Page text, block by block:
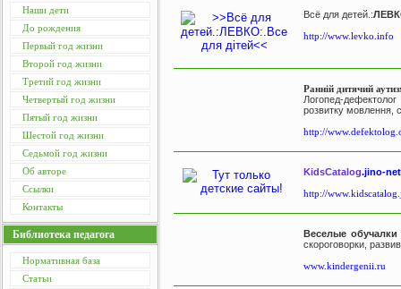
Наши дети
До рождения
Первый год жизни
Второй год жизни
Третий год жизни
Четвертый год жизни
Пятый год жизни
Шестой год жизни
Седьмой год жизни
Об авторе
Ссылки
Контакты
Библиотека педагога
Нормативная база
Статьи
Всё для детей.:
http://www.levko.info
Ранній дитячий
Логопед-
розвитку мовлення,
http://
KidsCatalog.jino-
http://
Веселые обучалки
скороговорки,
www.kindergenii.ru